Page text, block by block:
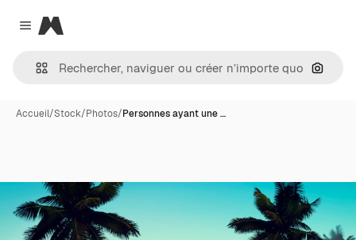
Close menu
Magnific
Accueil/Stock/Photos/Personnes ayant une …